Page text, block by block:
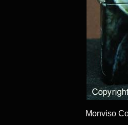
Monviso